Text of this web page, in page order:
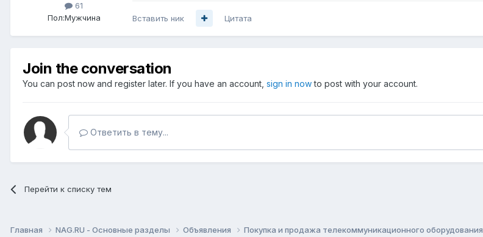
61
Пол:Мужчина Вставить ник Цитата
Join the conversation
You can post now and register later. If you have an account, sign in nowto post with your account.
Ответить в тему...
Перейти к списку тем
Главная NAG.RU - Основные разделы Объявления Покупка и продажа телекоммуникационного оборудования